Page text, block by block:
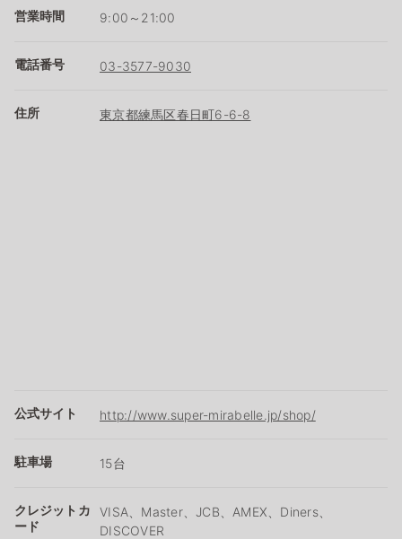
営業時間 9:00～21:00
電話番号 03-3577-9030
住所 東京都練馬区春日町6-6-8
公式サイト http://www.super-mirabelle.jp/shop/
駐車場 15台
クレジットカ
ード
VISA、Master、JCB、AMEX、Diners、
DISCOVER